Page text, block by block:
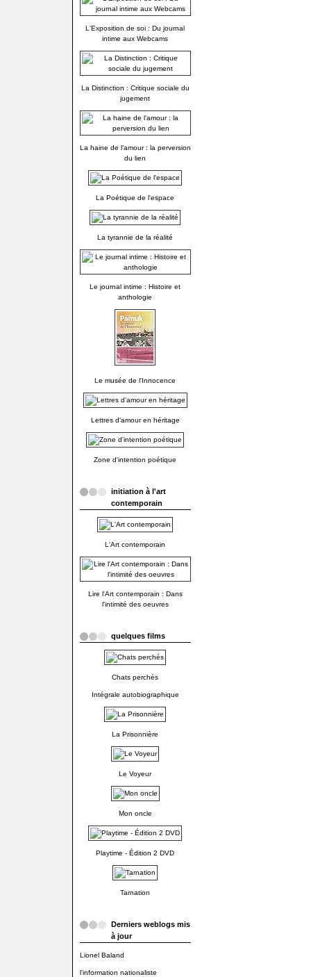
L'Exposition de soi : Du journal
intime aux Webcams
La Distinction : Critique sociale du
jugement
La haine de l'amour : la perversion
du lien
La Poétique de l'espace
La tyrannie de la réalité
Le journal intime : Histoire et
anthologie
Le musée de l'Innocence
Lettres d'amour en héritage
Zone d'intention poétique
initiation à l'art
contemporain
L'Art contemporain
Lire l'Art contemporain : Dans
l'intimité des oeuvres
quelques films
Chats perchés
Intégrale autobiographique
La Prisonnière
Le Voyeur
Mon oncle
Playtime - Édition 2 DVD
Tarnation
Derniers weblogs mis
à jour
Lionel Baland
l'information nationaliste